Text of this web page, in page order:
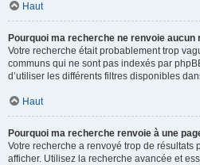
Haut
Pourquoi ma recherche ne renvoie aucun
Votre recherche était probablement trop
communs qui ne sont pas indexés par
d’utiliser les différents filtres disponibles
Haut
Pourquoi ma recherche renvoie à une
Votre recherche a renvoyé trop de résultats
afficher. Utilisez la recherche avancée et